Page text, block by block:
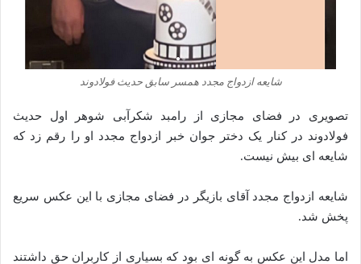
شایعه ازدواج مجدد همسر سابق حدیث فولادوند
تصویری در فضای مجازی از رامبد شکرآبی شوهر اول حدیث
فولادوند در کنار یک دختر جوان خبر ازدواج مجدد او را رقم زد که
شایعه ای بیش نیست.
شایعه ازدواج مجدد آقای بازیگر در فضای مجازی با این عکس سریع
پخش شد.
اما مدل این عکس به گونه ای بود که بسیاری از کاربران حق داشتند